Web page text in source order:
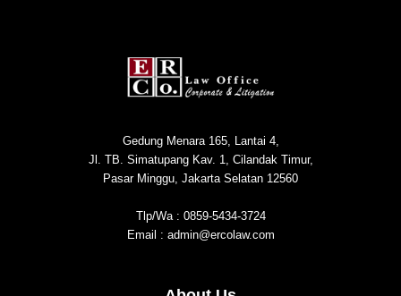
Gedung Menara 165, Lantai 4,
Jl. TB. Simatupang Kav. 1, Cilandak Timur,
Pasar Minggu, Jakarta Selatan 12560
Tlp/Wa : 0859-5434-3724
Email : admin@ercolaw.com